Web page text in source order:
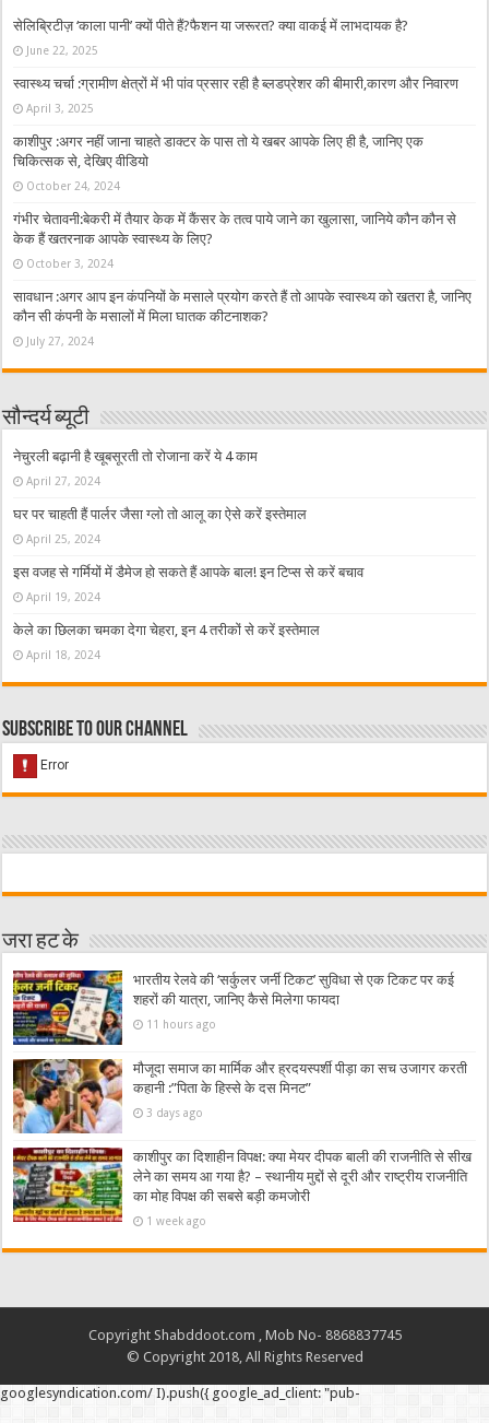
सेलिब्रिटीज़ ‘काला पानी’ क्यों पीते हैं?फैशन या जरूरत? क्या वाकई में लाभदायक है?
June 22, 2025
स्वास्थ्य चर्चा :ग्रामीण क्षेत्रों में भी पांव प्रसार रही है ब्लडप्रेशर की बीमारी,कारण और निवारण
April 3, 2025
काशीपुर :अगर नहीं जाना चाहते डाक्टर के पास तो ये खबर आपके लिए ही है, जानिए एक
चिकित्सक से, देखिए वीडियो
October 24, 2024
गंभीर चेतावनी:बेकरी में तैयार केक में कैंसर के तत्व पाये जाने का खुलासा, जानिये कौन कौन से
केक हैं खतरनाक आपके स्वास्थ्य के लिए?
October 3, 2024
सावधान :अगर आप इन कंपनियों के मसाले प्रयोग करते हैं तो आपके स्वास्थ्य को खतरा है, जानिए
कौन सी कंपनी के मसालों में मिला घातक कीटनाशक?
July 27, 2024
सौन्दर्य ब्यूटी
नेचुरली बढ़ानी है खूबसूरती तो रोजाना करें ये 4 काम
April 27, 2024
घर पर चाहती हैं पार्लर जैसा ग्लो तो आलू का ऐसे करें इस्तेमाल
April 25, 2024
इस वजह से गर्मियों में डैमेज हो सकते हैं आपके बाल! इन टिप्स से करें बचाव
April 19, 2024
केले का छिलका चमका देगा चेहरा, इन 4 तरीकों से करें इस्तेमाल
April 18, 2024
Subscribe to our Channel
जरा हट के
भारतीय रेलवे की ‘सर्कुलर जर्नी टिकट’ सुविधा से एक टिकट पर कई
शहरों की यात्रा, जानिए कैसे मिलेगा फायदा
11 hours ago
मौजूदा समाज का मार्मिक और ह्रदयस्पर्शी पीड़ा का सच उजागर करती
कहानी :”पिता के हिस्से के दस मिनट”
3 days ago
काशीपुर का दिशाहीन विपक्ष: क्या मेयर दीपक बाली की राजनीति से सीख
लेने का समय आ गया है? – स्थानीय मुद्दों से दूरी और राष्ट्रीय राजनीति
का मोह विपक्ष की सबसे बड़ी कमजोरी
1 week ago
Copyright Shabddoot.com , Mob No- 8868837745
© Copyright 2018, All Rights Reserved
googlesyndication.com/ I).push({ google_ad_client: "pub-